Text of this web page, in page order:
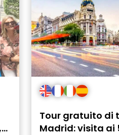
Tour gratuito di
Madrid: visita ai